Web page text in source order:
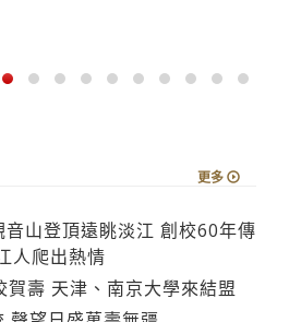
山登頂遠眺淡江 創校60年傳
人爬出熱情